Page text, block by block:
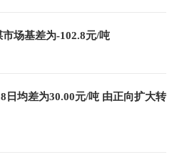
场基差为-102.8元/吨
日均差为30.00元/吨 由正向扩大转